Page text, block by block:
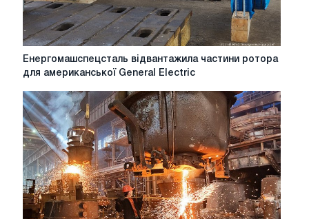
Енергомашспецсталь
ротора
для
американської
General
Electric
Енергомашспецсталь відвантажила частини ротора
для американської General Electric